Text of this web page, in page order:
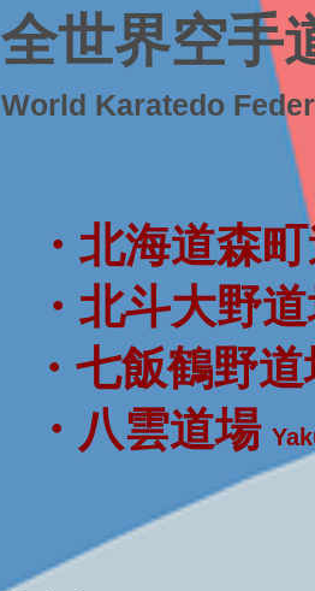
全世界空手
World Karatedo
・北海道森
・北斗大野
・七飯鶴野
・八雲道場